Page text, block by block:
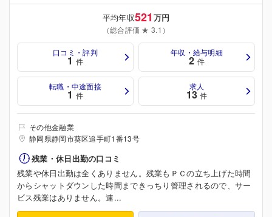
平均年収521 万円
（総合評価 ★ 3.1）
口コミ・評判
1 件
年収・給与明細
2 件
転職・中途面接
1 件
求人
13 件
その他金融業
静岡県静岡市葵区追手町1番13号
残業・休日出勤の口コミ
残業や休日出勤は全くありません。残業もＰＣの立ち上げた時間
からシャットダウンした時間まできっちり管理されるので、サー
ビス残業はありません。連...